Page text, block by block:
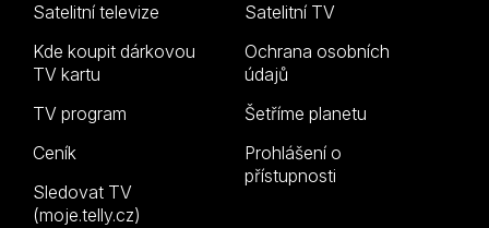
Satelitní televize
Kde koupit dárkovou
TV kartu
TV program
Ceník
Sledovat TV
(moje.telly.cz)
Satelitní TV
Ochrana osobních
údajů
Šetříme planetu
Prohlášení o
přístupnosti